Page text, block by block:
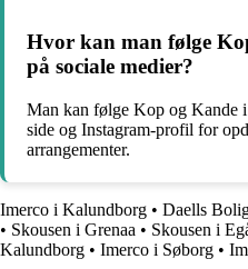
Hvor kan man følge
på sociale medier?
Man kan følge Kop og Kande
side og Instagram-profil for
arrangementer.
Imerco i Kalundborg • Daells
• Skousen i Grenaa • Skousen i
Kalundborg • Imerco i Søborg •